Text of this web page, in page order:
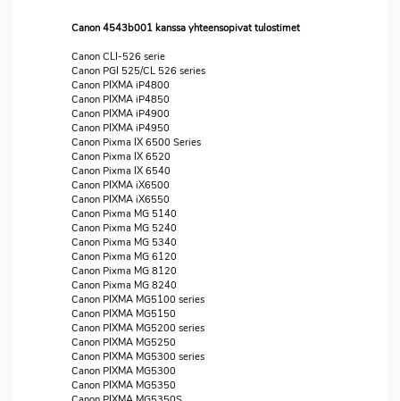
Canon 4543b001 kanssa yhteensopivat tulostimet
Canon CLI-526 serie
Canon PGI 525/CL 526 series
Canon PIXMA iP4800
Canon PIXMA iP4850
Canon PIXMA iP4900
Canon PIXMA iP4950
Canon Pixma IX 6500 Series
Canon Pixma IX 6520
Canon Pixma IX 6540
Canon PIXMA iX6500
Canon PIXMA iX6550
Canon Pixma MG 5140
Canon Pixma MG 5240
Canon Pixma MG 5340
Canon Pixma MG 6120
Canon Pixma MG 8120
Canon Pixma MG 8240
Canon PIXMA MG5100 series
Canon PIXMA MG5150
Canon PIXMA MG5200 series
Canon PIXMA MG5250
Canon PIXMA MG5300 series
Canon PIXMA MG5300
Canon PIXMA MG5350